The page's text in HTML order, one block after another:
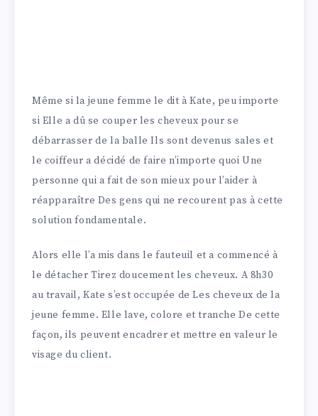
Même si la jeune femme le dit à Kate, peu importe
si Elle a dû se couper les cheveux pour se
débarrasser de la balle Ils sont devenus sales et
le coiffeur a décidé de faire n’importe quoi Une
personne qui a fait de son mieux pour l’aider à
réapparaître Des gens qui ne recourent pas à cette
solution fondamentale.
Alors elle l’a mis dans le fauteuil et a commencé à
le détacher Tirez doucement les cheveux. A 8h30
au travail, Kate s’est occupée de Les cheveux de la
jeune femme. Elle lave, colore et tranche De cette
façon, ils peuvent encadrer et mettre en valeur le
visage du client.